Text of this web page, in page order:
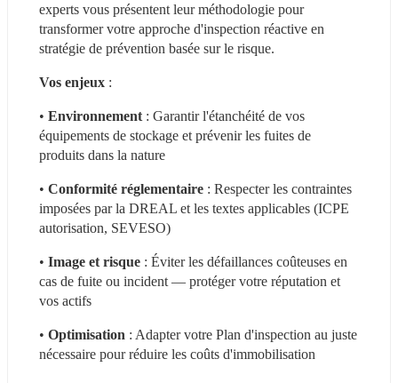
experts vous présentent leur méthodologie pour
transformer votre approche d'inspection réactive en
stratégie de prévention basée sur le risque.
Vos enjeux :
• Environnement : Garantir l'étanchéité de vos
équipements de stockage et prévenir les fuites de
produits dans la nature
• Conformité réglementaire : Respecter les contraintes
imposées par la DREAL et les textes applicables (ICPE
autorisation, SEVESO)
• Image et risque : Éviter les défaillances coûteuses en
cas de fuite ou incident — protéger votre réputation et
vos actifs
• Optimisation : Adapter votre Plan d'inspection au juste
nécessaire pour réduire les coûts d'immobilisation